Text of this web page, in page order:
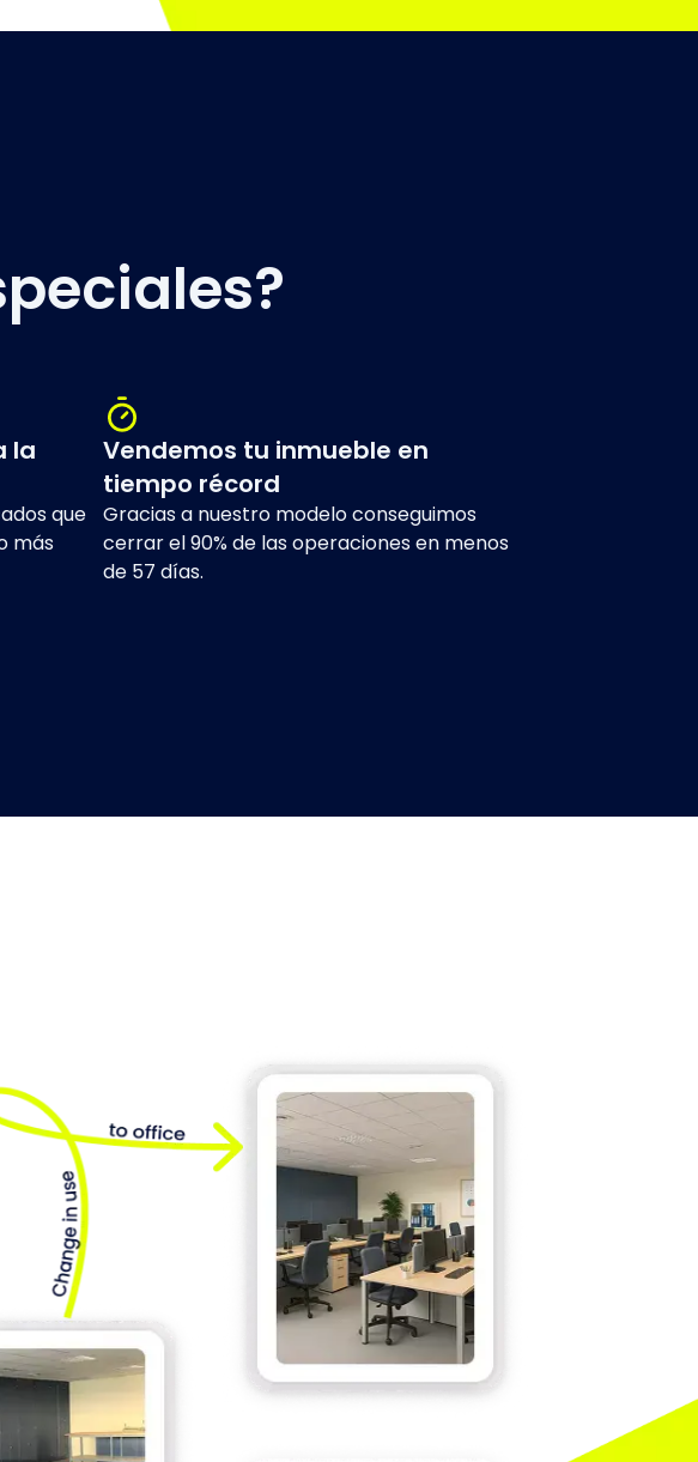
la
que
más
Vendemos tu inmueble en
tiempo récord
Gracias a nuestro modelo conseguimos
cerrar el 90% de las operaciones en menos
de 57 días.